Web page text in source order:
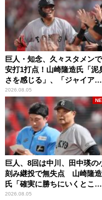
巨人・知念、久々スタメン
安打1打点！山崎隆造氏「泥
さを感じる」、「ジャイアン
ツには少ないタイプ」
2026.08.05
巨人、8回は中川、田中瑛の
刻み継投で無失点 山崎隆造
氏「確実に勝ちにいくとこ
ろ」
2026.08.05